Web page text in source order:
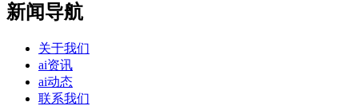
新闻导航
关于我们
ai资讯
ai动态
联系我们